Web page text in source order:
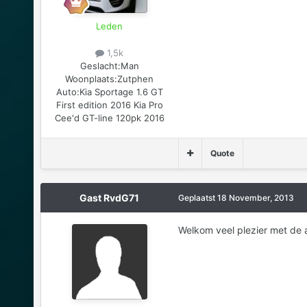
Leden
1,5k
Geslacht:Man
Woonplaats:Zutphen
Auto:Kia Sportage 1.6 GT
First edition 2016 Kia Pro
Cee'd GT-line 120pk 2016
Quote
Gast RvdG71 Geplaatst 18 November, 2013
Welkom veel plezier met de